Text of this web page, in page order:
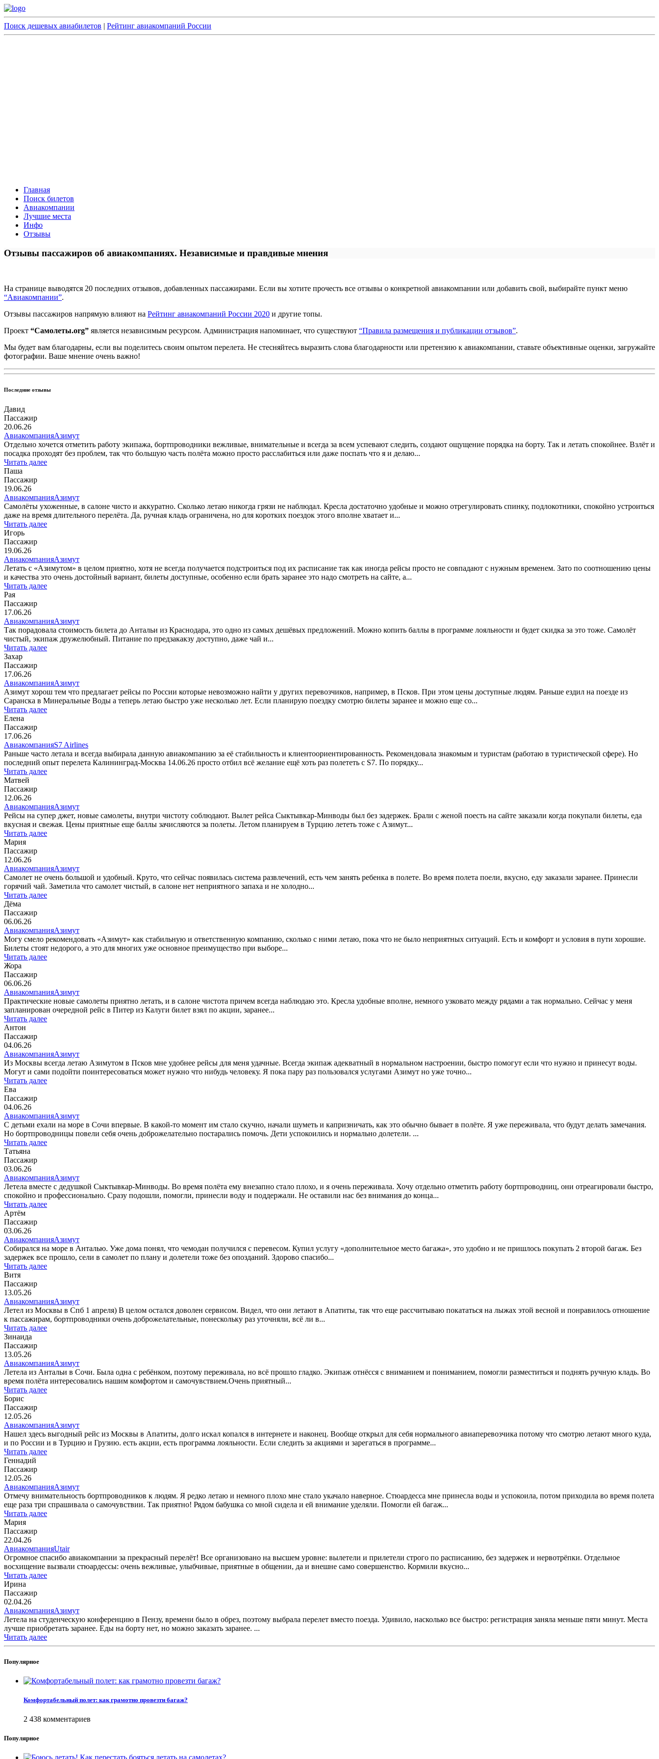
Поиск дешевых авиабилетов | Рейтинг авиакомпаний России
Главная
Поиск билетов
Авиакомпании
Лучшие места
Инфо
Отзывы
Отзывы пассажиров об авиакомпаниях. Независимые и правдивые мнения
На странице выводятся 20 последних отзывов, добавленных пассажирами. Если вы хотите прочесть все отзывы о конкретной авиакомпании или добавить свой, выбирайте пункт меню
“Авиакомпании”.
Отзывы пассажиров напрямую влияют на Рейтинг авиакомпаний России 2020 и другие топы.
Проект “Самолеты.org” является независимым ресурсом. Администрация напоминает, что существуют “Правила размещения и публикации отзывов”.
Мы будет вам благодарны, если вы поделитесь своим опытом перелета. Не стесняйтесь выразить слова благодарности или претензию к авиакомпании, ставьте объективные оценки, загружайте
фотографии. Ваше мнение очень важно!
Последние отзывы
Давид
Пассажир
20.06.26
АвиакомпанияАзимут
Отдельно хочется отметить работу экипажа, бортпроводники вежливые, внимательные и всегда за всем успевают следить, создают ощущение порядка на борту. Так и летать спокойнее. Взлёт и
посадка проходят без проблем, так что большую часть полёта можно просто расслабиться или даже поспать что я и делаю...
Читать далее
Паша
Пассажир
19.06.26
АвиакомпанияАзимут
Самолёты ухоженные, в салоне чисто и аккуратно. Сколько летаю никогда грязи не наблюдал. Кресла достаточно удобные и можно отрегулировать спинку, подлокотники, спокойно устроиться
даже на время длительного перелёта. Да, ручная кладь ограничена, но для коротких поездок этого вполне хватает и...
Читать далее
Игорь
Пассажир
19.06.26
АвиакомпанияАзимут
Летать с «Азимутом» в целом приятно, хотя не всегда получается подстроиться под их расписание так как иногда рейсы просто не совпадают с нужным временем. Зато по соотношению цены
и качества это очень достойный вариант, билеты доступные, особенно если брать заранее это надо смотреть на сайте, а...
Читать далее
Рая
Пассажир
17.06.26
АвиакомпанияАзимут
Так порадовала стоимость билета до Антальи из Краснодара, это одно из самых дешёвых предложений. Можно копить баллы в программе лояльности и будет скидка за это тоже. Самолёт
чистый, экипаж дружелюбный. Питание по предзакакзу доступно, даже чай и...
Читать далее
Захар
Пассажир
17.06.26
АвиакомпанияАзимут
Азимут хорош тем что предлагает рейсы по России которые невозможно найти у других перевозчиков, например, в Псков. При этом цены доступные людям. Раньше ездил на поезде из
Саранска в Минеральные Воды а теперь летаю быстро уже несколько лет. Если планирую поездку смотрю билеты заранее и можно еще со...
Читать далее
Елена
Пассажир
17.06.26
АвиакомпанияS7 Airlines
Раньше часто летала и всегда выбирала данную авиакомпанию за её стабильность и клиентоориентированность. Рекомендовала знакомым и туристам (работаю в туристической сфере). Но
последний опыт перелета Калининград-Москва 14.06.26 просто отбил всё желание ещё хоть раз полететь с S7. По порядку...
Читать далее
Матвей
Пассажир
12.06.26
АвиакомпанияАзимут
Рейсы на супер джет, новые самолеты, внутри чистоту соблюдают. Вылет рейса Сыктывкар-Минводы был без задержек. Брали с женой поесть на сайте заказали когда покупали билеты, еда
вкусная и свежая. Цены приятные еще баллы зачисляются за полеты. Летом планируем в Турцию лететь тоже с Азимут...
Читать далее
Мария
Пассажир
12.06.26
АвиакомпанияАзимут
Самолет не очень большой и удобный. Круто, что сейчас появилась система развлечений, есть чем занять ребенка в полете. Во время полета поели, вкусно, еду заказали заранее. Принесли
горячий чай. Заметила что самолет чистый, в салоне нет неприятного запаха и не холодно...
Читать далее
Дёма
Пассажир
06.06.26
АвиакомпанияАзимут
Могу смело рекомендовать «Азимут» как стабильную и ответственную компанию, сколько с ними летаю, пока что не было неприятных ситуаций. Есть и комфорт и условия в пути хорошие.
Билеты стоят недорого, а это для многих уже основное преимущество при выборе...
Читать далее
Жора
Пассажир
06.06.26
АвиакомпанияАзимут
Практические новые самолеты приятно летать, и в салоне чистота причем всегда наблюдаю это. Кресла удобные вполне, немного узковато между рядами а так нормально. Сейчас у меня
запланирован очередной рейс в Питер из Калуги билет взял по акции, заранее...
Читать далее
Антон
Пассажир
04.06.26
АвиакомпанияАзимут
Из Москвы всегда летаю Азимутом в Псков мне удобнее рейсы для меня удачные. Всегда экипаж адекватный в нормальном настроении, быстро помогут если что нужно и принесут воды.
Могут и сами подойти поинтересоваться может нужно что нибудь человеку. Я пока пару раз пользовался услугами Азимут но уже точно...
Читать далее
Ева
Пассажир
04.06.26
АвиакомпанияАзимут
С детьми ехали на море в Сочи впервые. В какой-то момент им стало скучно, начали шуметь и капризничать, как это обычно бывает в полёте. Я уже переживала, что будут делать замечания.
Но бортпроводницы повели себя очень доброжелательно постарались помочь. Дети успокоились и нормально долетели. ...
Читать далее
Татьяна
Пассажир
03.06.26
АвиакомпанияАзимут
Летела вместе с дедушкой Сыктывкар-Минводы. Во время полёта ему внезапно стало плохо, и я очень переживала. Хочу отдельно отметить работу бортпроводниц, они отреагировали быстро,
спокойно и профессионально. Сразу подошли, помогли, принесли воду и поддержали. Не оставили нас без внимания до конца...
Читать далее
Артём
Пассажир
03.06.26
АвиакомпанияАзимут
Собирался на море в Анталью. Уже дома понял, что чемодан получился с перевесом. Купил услугу «дополнительное место багажа», это удобно и не пришлось покупать 2 второй багаж. Без
задержек все прошло, сели в самолет по плану и долетели тоже без опозданий. Здорово спасибо...
Читать далее
Витя
Пассажир
13.05.26
АвиакомпанияАзимут
Летел из Москвы в Спб 1 апреля) В целом остался доволен сервисом. Видел, что они летают в Апатиты, так что еще рассчитываю покататься на лыжах этой весной и понравилось отношение
к пассажирам, бортпроводники очень доброжелательные, понескольку раз уточняли, всё ли в...
Читать далее
Зинаида
Пассажир
13.05.26
АвиакомпанияАзимут
Летела из Антальи в Сочи. Была одна с ребёнком, поэтому переживала, но всё прошло гладко. Экипаж отнёсся с вниманием и пониманием, помогли разместиться и поднять ручную кладь. Во
время полёта интересовались нашим комфортом и самочувствием.Очень приятный...
Читать далее
Борис
Пассажир
12.05.26
АвиакомпанияАзимут
Нашел здесь выгодный рейс из Москвы в Апатиты, долго искал копался в интернете и наконец. Вообще открыл для себя нормального авиаперевозчика потому что смотрю летают много куда,
и по России и в Турцию и Грузию. есть акции, есть программа лояльности. Если следить за акциями и зарегаться в программе...
Читать далее
Геннадий
Пассажир
12.05.26
АвиакомпанияАзимут
Отмечу внимательность бортпроводников к людям. Я редко летаю и немного плохо мне стало укачало наверное. Стюардесса мне принесла воды и успокоила, потом приходила во время полета
еще раза три спрашивала о самочувствии. Так приятно! Рядом бабушка со мной сидела и ей внимание уделяли. Помогли ей багаж...
Читать далее
Мария
Пассажир
22.04.26
АвиакомпанияUtair
Огромное спасибо авиакомпании за прекрасный перелёт! Все организовано на высшем уровне: вылетели и прилетели строго по расписанию, без задержек и нервотрёпки. Отдельное
восхищение вызвали стюардессы: очень вежливые, улыбчивые, приятные в общении, да и внешне само совершенство. Кормили вкусно...
Читать далее
Ирина
Пассажир
02.04.26
АвиакомпанияАзимут
Летела на студенческую конференцию в Пензу, времени было в обрез, поэтому выбрала перелет вместо поезда. Удивило, насколько все быстро: регистрация заняла меньше пяти минут. Места
лучше приобретать заранее. Еды на борту нет, но можно заказать заранее. ...
Читать далее
Популярное
Комфортабельный полет: как грамотно провезти багаж?
2 438 комментариев
Популярное